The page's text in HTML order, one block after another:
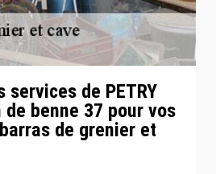
services de PETRY
benne 37 pour vos
de grenier et